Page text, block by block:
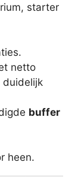
starter
netto
duidelijk
buffer
heen.